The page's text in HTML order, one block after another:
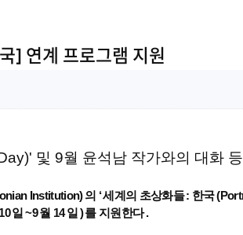
] 연계 프로그램 지원
및 9월 윤석남 작가와의 대화
Institution)의 ‘세계의 초상화들: 한국
10일 ~9월 14 일 )를 지원한다 .